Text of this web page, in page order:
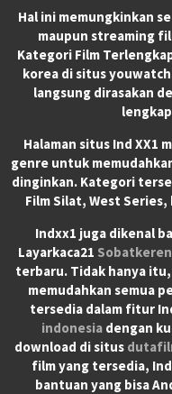
Hal ini memungkinkan
maupun streaming
Kategori Film
korea di situs
langsung dirasakan
Halaman situs Ind XX1
genre untuk
dinginkan. Kategori
Film Silat, West
Indxx1 juga dikenal
Layarkaca21 Sobatkeren
terbaru. Tidak hanya
memudahkan semua
tersedia dalam fitur
indonesiadengan
download di situs
film yang tersedia,
bantuan yang bisa